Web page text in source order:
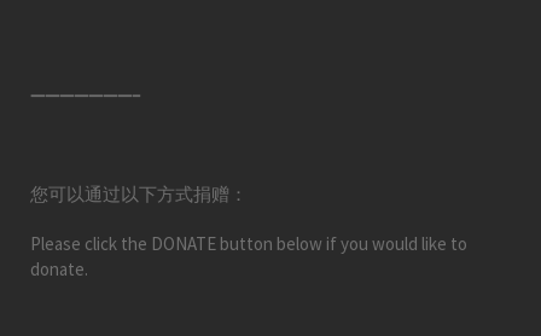
———————–
您可以通过以下方式捐赠：
Please click the DONATE button below if you would like to
donate.